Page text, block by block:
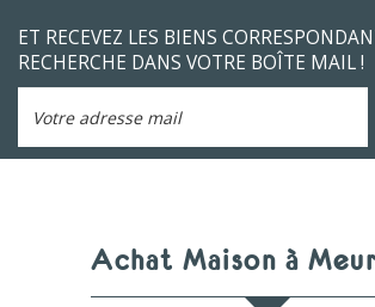
ET RECEVEZ LES BIENS
RECHERCHE DANS VOTRE BOÎTE MAIL !
Achat Maison à